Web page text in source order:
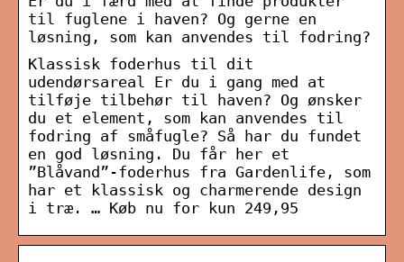
til fuglene i haven? Og gerne en
løsning, som kan anvendes til fodring?
Klassisk foderhus til dit
udendørsareal Er du i gang med at
tilføje tilbehør til haven? Og ønsker
du et element, som kan anvendes til
fodring af småfugle? Så har du fundet
en god løsning. Du får her et
”Blåvand”-foderhus fra Gardenlife, som
har et klassisk og charmerende design
i træ. … Køb nu for kun 249,95